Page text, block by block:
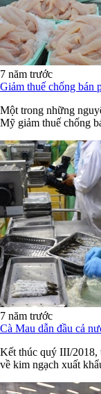
7 năm trước
Giảm thuế chống bán
Một trong những
Mỹ giảm thuế chống
7 năm trước
Cà Mau dẫn đầu cả
Kết thúc quý III/2018,
về kim ngạch xuất